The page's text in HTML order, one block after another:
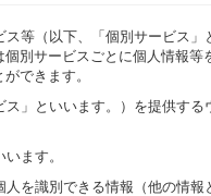
等（以下、「個別サービス
別サービスごとに個人情報等
できます。
」といいます。）を提供す
ます。
を識別できる情報（他の情